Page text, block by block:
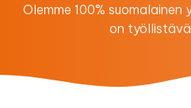
Olemme 100%
on